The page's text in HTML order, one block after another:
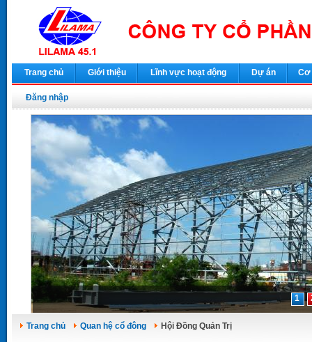
Trang chủ Giới thiệu Lĩnh vực hoạt động Dự án Cơ
Đăng nhập
1
Trang chủ Quan hệ cổ đông Hội Đồng Quản Trị